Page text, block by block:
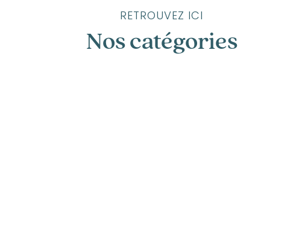
RETROUVEZ ICI
Nos catégories